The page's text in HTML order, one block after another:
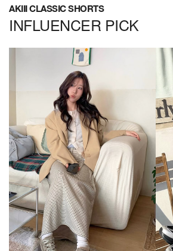
AKIII CLASSIC SHORTS
INFLUENCER PICK